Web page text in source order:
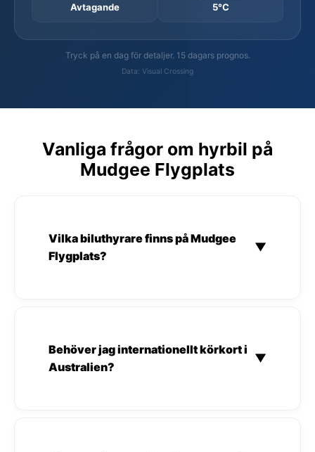
Avtagande 5°C
Tryck på en dag för detaljer. 15 dagars prognos.
Data: Visual Crossing
Vanliga frågor om hyrbil på
Mudgee Flygplats
Vilka biluthyrare finns på Mudgee
Flygplats?
▼
Behöver jag internationellt körkort i
Australien?
▼